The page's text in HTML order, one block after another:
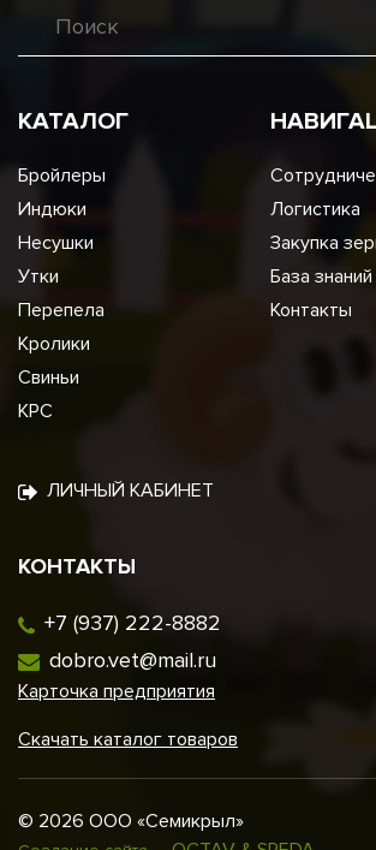
КАТАЛОГ
Бройлеры
Индюки
Несушки
Утки
Перепела
Кролики
Свиньи
КРС
Логистика
Закупка
База знаний
Контакты
ЛИЧНЫЙ КАБИНЕТ
КОНТАКТЫ
+7 (937) 222-8882
dobro.vet@mail.ru
Карточка предприятия
Скачать каталог товаров
© 2026 ООО «Семикрыл»